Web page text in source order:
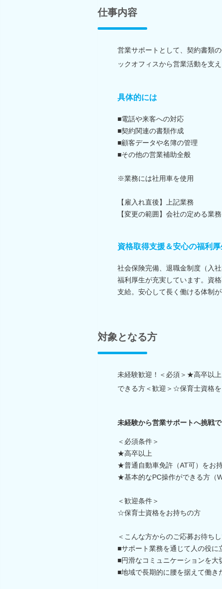
仕事内容
営業サポートとして、契約書類
ックオフィスから営業活動を支
具体的には
■電話や来客への対応
■契約関連の書類作成
■顧客データや名簿の管理
■その他の営業補助全般
※業務には社用車を使用
【雇入れ直後】上記業務
【変更の範囲】会社の定める業務
資格取得支援＆安心の福利厚
社会保険完備、退職金制度（入
福利厚生が充実しています。資
支給。安心して長く働ける体制
対象となる方
未経験歓迎！＜必須＞★高卒以
できる方＜歓迎＞☆保育士資格
未経験から営業サポートへ挑戦
＜必須条件＞
★高卒以上
★普通自動車免許（AT可）をお
★基本的なPC操作ができる方（
＜歓迎条件＞
☆保育士資格をお持ちの方
＜こんな方からのご応募お待ち
■サポート業務を通じて人の役に
■円滑なコミュニケーションを大
■地域で長期的に腰を据えて働き